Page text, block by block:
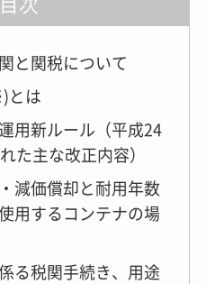
目次
と関税について
とは
用新ルール（平成24
た主な改正内容）
減価償却と耐用年数
用するコンテナの場
る税関手続き、用途